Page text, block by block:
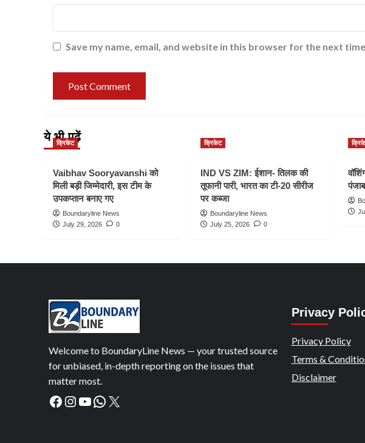
Save my name, email, and website in this browser for the next
ये भी पढ़ें
क्रिकेट
Vaibhav Sooryavanshi को
मिली बड़ी जिम्मेदारी, इस टीम के
उपकप्तान बनाए गए
Boundaryline News
July 29, 2026
0
क्रिकेट
IND VS ZIM: ईशान- तिलक की
तूफानी पारी, भारत का टी-20 सीरीज
पर कब्जा
Boundaryline News
July 25, 2026
0
Welcome to BoundaryLine News — your trusted source
for unbiased, in-depth reporting on the issues that
matter most.
Facebook
Instagram
YouTube
WhatsApp
X
Privacy
Privacy Policy
Terms &
Disclaimer